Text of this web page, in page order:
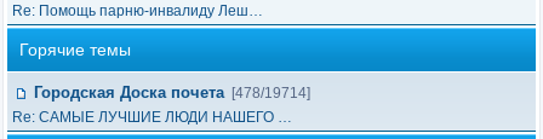
Re: Помощь парню-инвалиду Леш…
Горячие темы
Городская Доска почета [478/19714]
Re: САМЫЕ ЛУЧШИЕ ЛЮДИ НАШЕГО …